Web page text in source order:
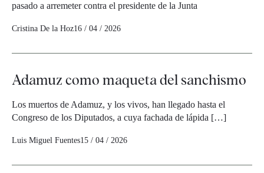
pasado a arremeter contra el presidente de la Junta
Cristina De la Hoz16 / 04 / 2026
Adamuz como maqueta del sanchismo
Los muertos de Adamuz, y los vivos, han llegado hasta el
Congreso de los Diputados, a cuya fachada de lápida […]
Luis Miguel Fuentes15 / 04 / 2026